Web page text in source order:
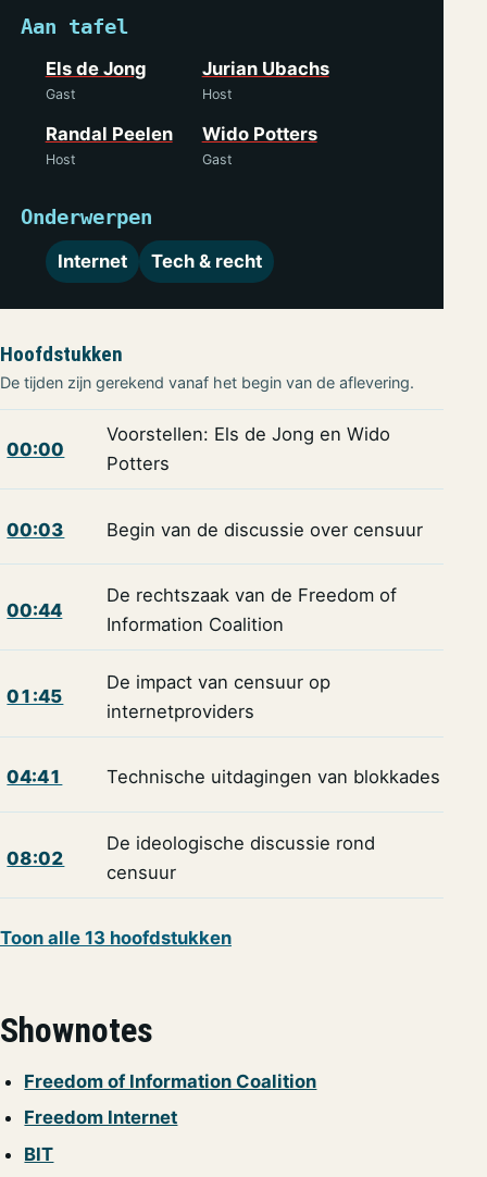
Aan tafel
Els de Jong
Gast
Jurian Ubachs
Host
Randal Peelen
Host
Wido Potters
Gast
Onderwerpen
Internet Tech & recht
Hoofdstukken
De tijden zijn gerekend vanaf het begin van de aflevering.
00:00
Voorstellen: Els de Jong en Wido
Potters
00:03 Begin van de discussie over censuur
00:44
De rechtszaak van de Freedom of
Information Coalition
01:45
De impact van censuur op
internetproviders
04:41 Technische uitdagingen van blokkades
08:02
De ideologische discussie rond
censuur
Toon alle 13 hoofdstukken
Shownotes
Freedom of Information Coalition
Freedom Internet
BIT